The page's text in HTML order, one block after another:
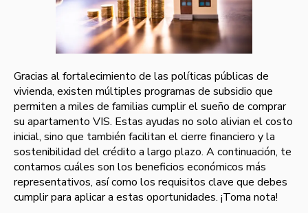
Gracias al fortalecimiento de las políticas públicas de
vivienda, existen múltiples programas de subsidio que
permiten a miles de familias cumplir el sueño de comprar
su apartamento VIS. Estas ayudas no solo alivian el costo
inicial, sino que también facilitan el cierre financiero y la
sostenibilidad del crédito a largo plazo. A continuación, te
contamos cuáles son los beneficios económicos más
representativos, así como los requisitos clave que debes
cumplir para aplicar a estas oportunidades. ¡Toma nota!